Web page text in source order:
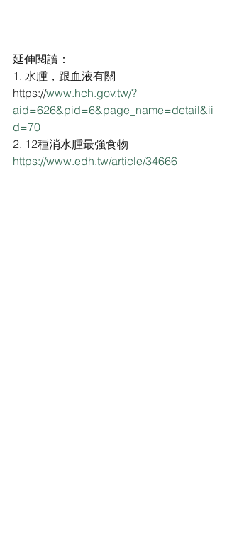
延伸閱讀：
1. 水腫，跟血液有關
https://www.hch.gov.tw/?
aid=626&pid=6&page_name=detail&ii
d=70
2. 12種消水腫最強食物
https://www.edh.tw/article/34666